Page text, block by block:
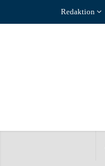
Redaktion